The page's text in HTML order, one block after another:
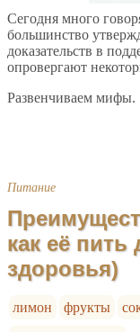
Сегодня много
большинство
доказательств в
опровергают
Развенчиваем мифы.
Питание
как её
здоровья)
лимон фрукты